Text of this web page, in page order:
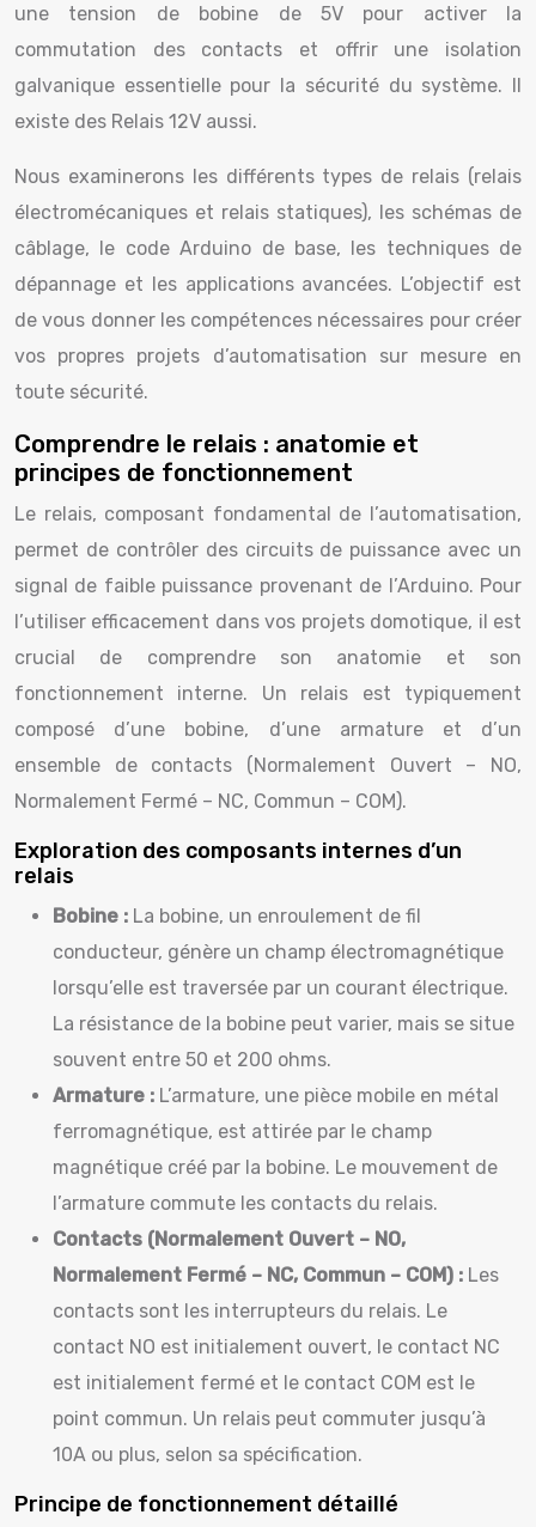
une tension de bobine de 5V pour activer la
commutation des contacts et offrir une isolation
galvanique essentielle pour la sécurité du système. Il
existe des Relais 12V aussi.
Nous examinerons les différents types de relais (relais
électromécaniques et relais statiques), les schémas de
câblage, le code Arduino de base, les techniques de
dépannage et les applications avancées. L’objectif est
de vous donner les compétences nécessaires pour créer
vos propres projets d’automatisation sur mesure en
toute sécurité.
Comprendre le relais : anatomie et
principes de fonctionnement
Le relais, composant fondamental de l’automatisation,
permet de contrôler des circuits de puissance avec un
signal de faible puissance provenant de l’Arduino. Pour
l’utiliser efficacement dans vos projets domotique, il est
crucial de comprendre son anatomie et son
fonctionnement interne. Un relais est typiquement
composé d’une bobine, d’une armature et d’un
ensemble de contacts (Normalement Ouvert – NO,
Normalement Fermé – NC, Commun – COM).
Exploration des composants internes d’un
relais
Bobine : La bobine, un enroulement de fil
conducteur, génère un champ électromagnétique
lorsqu’elle est traversée par un courant électrique.
La résistance de la bobine peut varier, mais se situe
souvent entre 50 et 200 ohms.
Armature : L’armature, une pièce mobile en métal
ferromagnétique, est attirée par le champ
magnétique créé par la bobine. Le mouvement de
l’armature commute les contacts du relais.
Contacts (Normalement Ouvert – NO,
Normalement Fermé – NC, Commun – COM) : Les
contacts sont les interrupteurs du relais. Le
contact NO est initialement ouvert, le contact NC
est initialement fermé et le contact COM est le
point commun. Un relais peut commuter jusqu’à
10A ou plus, selon sa spécification.
Principe de fonctionnement détaillé